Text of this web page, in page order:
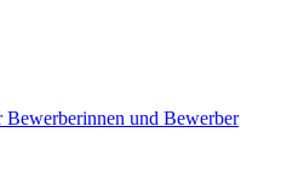
Bewerberinnen und Bewerber